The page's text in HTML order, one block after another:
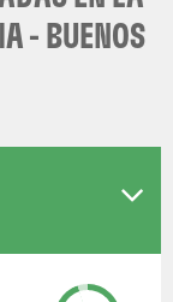
- BUENOS